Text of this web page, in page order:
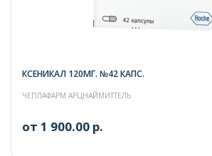
КСЕНИКАЛ 120МГ. №42 КАПС.
ЧЕПЛАФАРМ АРЦНАЙМИТТЕЛЬ
от 1 900.00 р.